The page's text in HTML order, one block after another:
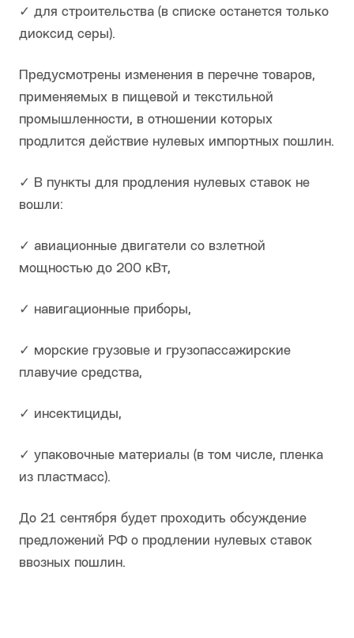
✓ для строительства (в списке останется только
диоксид серы).
Предусмотрены изменения в перечне товаров,
применяемых в пищевой и текстильной
промышленности, в отношении которых
продлится действие нулевых импортных пошлин.
✓ В пункты для продления нулевых ставок не
вошли:
✓ авиационные двигатели со взлетной
мощностью до 200 кВт,
✓ навигационные приборы,
✓ морские грузовые и грузопассажирские
плавучие средства,
✓ инсектициды,
✓ упаковочные материалы (в том числе, пленка
из пластмасс).
До 21 сентября будет проходить обсуждение
предложений РФ о продлении нулевых ставок
ввозных пошлин.